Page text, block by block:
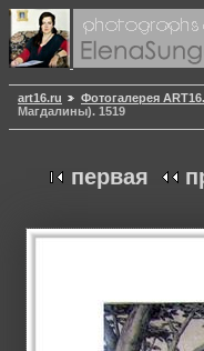
art16.ru Фотогалерея
Магдалины). 1519
первая